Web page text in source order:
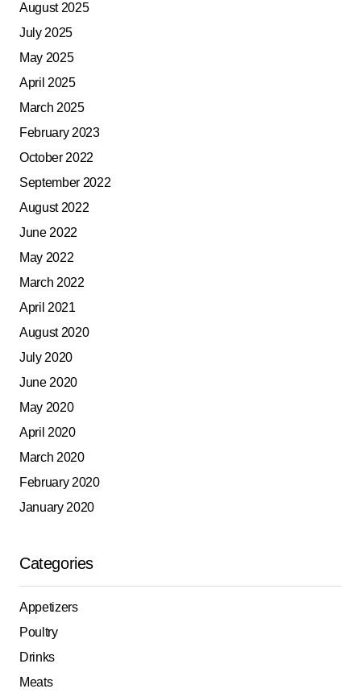
August 2025
July 2025
May 2025
April 2025
March 2025
February 2023
October 2022
September 2022
August 2022
June 2022
May 2022
March 2022
April 2021
August 2020
July 2020
June 2020
May 2020
April 2020
March 2020
February 2020
January 2020
Categories
Appetizers
Poultry
Drinks
Meats